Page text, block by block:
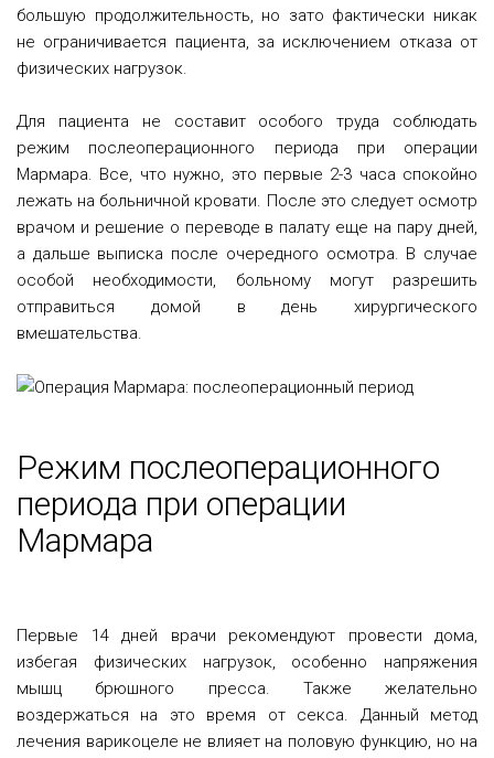
большую продолжительность, но зато фактически никак
не ограничивается пациента, за исключением отказа от
физических нагрузок.
Для пациента не составит особого труда соблюдать
режим послеоперационного периода при операции
Мармара. Все, что нужно, это первые 2-3 часа спокойно
лежать на больничной кровати. После это следует осмотр
врачом и решение о переводе в палату еще на пару дней,
а дальше выписка после очередного осмотра. В случае
особой необходимости, больному могут разрешить
отправиться домой в день хирургического
вмешательства.
Режим послеоперационного
периода при операции
Мармара
Первые 14 дней врачи рекомендуют провести дома,
избегая физических нагрузок, особенно напряжения
мышц брюшного пресса. Также желательно
воздержаться на это время от секса. Данный метод
лечения варикоцеле не влияет на половую функцию, но на